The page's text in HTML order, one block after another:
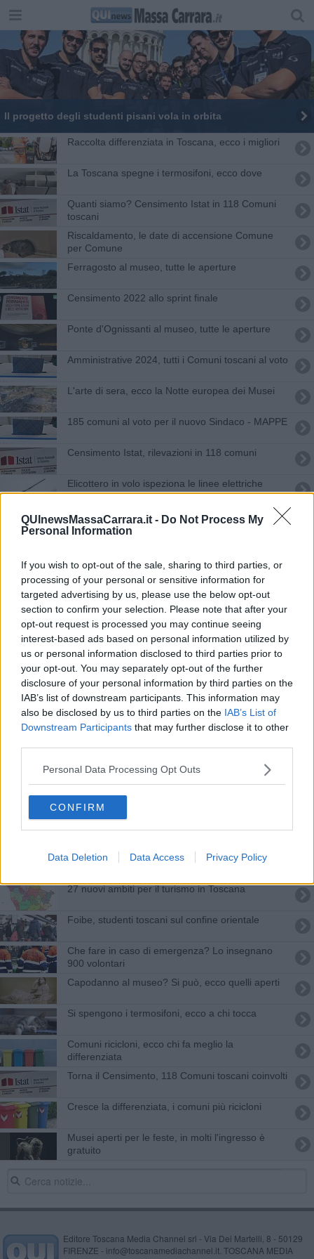
QUInewsMassaCarrara.it - Do Not Process My
Personal Information
If you wish to opt-out of the sale, sharing to third parties, or
processing of your personal or sensitive information for
targeted advertising by us, please use the below opt-out
section to confirm your selection. Please note that after your
opt-out request is processed you may continue seeing
interest-based ads based on personal information utilized by
us or personal information disclosed to third parties prior to
your opt-out. You may separately opt-out of the further
disclosure of your personal information by third parties on the
IAB’s list of downstream participants. This information may
also be disclosed by us to third parties on the IAB’s List of
Downstream Participants that may further disclose it to other
Personal Data Processing Opt Outs
CONFIRM
Data Deletion Data Access Privacy Policy
Il progetto degli studenti pisani vola in orbita
Raccolta differenziata in Toscana, ecco i migliori
La Toscana spegne i termosifoni, ecco dove
Quanti siamo? Censimento Istat in 118 Comuni
toscani
Riscaldamento, le date di accensione Comune
per Comune
Ferragosto al museo, tutte le aperture
Censimento 2022 allo sprint finale
Ponte d'Ognissanti al museo, tutte le aperture
Amministrative 2024, tutti i Comuni toscani al voto
L'arte di sera, ecco la Notte europea dei Musei
185 comuni al voto per il nuovo Sindaco - MAPPE
Censimento Istat, rilevazioni in 118 comuni
Elicottero in volo ispeziona le linee elettriche
Termosifoni, quando vanno spenti Comune per
Comune
Ferragosto al museo, ecco dove in Toscana
Raccolta differenziata, ecco i Comuni più ricicloni
Festa della Repubblica, domenica gratis nei
musei
Termosifoni, le date di accensione Comune per
Comune
Scuole, il commissario firma il decreto per 16
accorpamenti
Domenica al museo, visite gratuite in tutta la
Toscana
Inquinamento, che aria tira nelle città toscane
Alluvione, dal Mimit 50 milioni per le aree colpite
Ecco i Comuni più ricicloni della Toscana
27 nuovi ambiti per il turismo in Toscana
Foibe, studenti toscani sul confine orientale
Che fare in caso di emergenza? Lo insegnano
900 volontari
Capodanno al museo? Si può, ecco quelli aperti
Si spengono i termosifoni, ecco a chi tocca
Comuni ricicloni, ecco chi fa meglio la
differenziata
Torna il Censimento, 118 Comuni toscani coinvolti
Cresce la differenziata, i comuni più ricicloni
Musei aperti per le feste, in molti l'ingresso è
gratuito
Editore Toscana Media Channel srl - Via Dei Martelli, 8 - 50129
FIRENZE - info@toscanamediachannel.it. TOSCANA MEDIA